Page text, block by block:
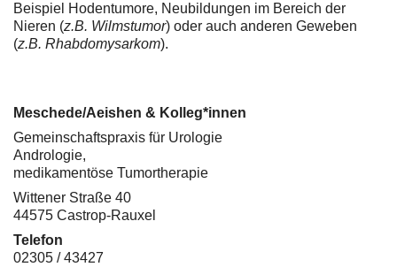
Beispiel Hodentumore, Neubildungen im Bereich der
Nieren (z.B. Wilmstumor) oder auch anderen Geweben
(z.B. Rhabdomysarkom).
Meschede/Aeishen & Kolleg*innen
Gemeinschaftspraxis für Urologie
Andrologie,
medikamentöse Tumortherapie
Wittener Straße 40
44575 Castrop-Rauxel
Telefon
02305 / 43427